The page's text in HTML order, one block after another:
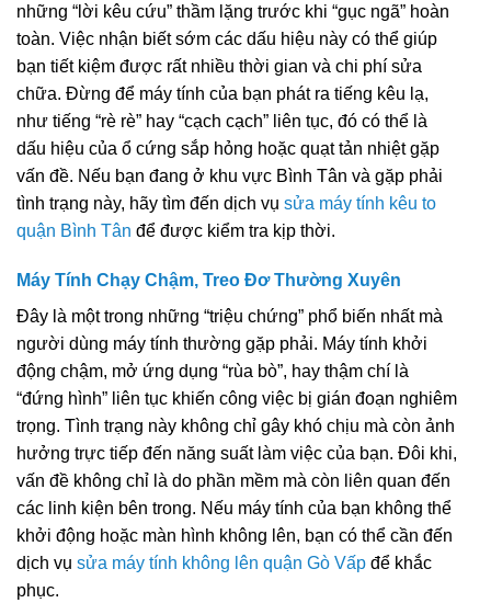
những “lời kêu cứu” thầm lặng trước khi “gục ngã” hoàn
toàn. Việc nhận biết sớm các dấu hiệu này có thể giúp
bạn tiết kiệm được rất nhiều thời gian và chi phí sửa
chữa. Đừng để máy tính của bạn phát ra tiếng kêu lạ,
như tiếng “rè rè” hay “cạch cạch” liên tục, đó có thể là
dấu hiệu của ổ cứng sắp hỏng hoặc quạt tản nhiệt gặp
vấn đề. Nếu bạn đang ở khu vực Bình Tân và gặp phải
tình trạng này, hãy tìm đến dịch vụ sửa máy tính kêu to
quận Bình Tân để được kiểm tra kịp thời.
Máy Tính Chạy Chậm, Treo Đơ Thường Xuyên
Đây là một trong những “triệu chứng” phổ biến nhất mà
người dùng máy tính thường gặp phải. Máy tính khởi
động chậm, mở ứng dụng “rùa bò”, hay thậm chí là
“đứng hình” liên tục khiến công việc bị gián đoạn nghiêm
trọng. Tình trạng này không chỉ gây khó chịu mà còn ảnh
hưởng trực tiếp đến năng suất làm việc của bạn. Đôi khi,
vấn đề không chỉ là do phần mềm mà còn liên quan đến
các linh kiện bên trong. Nếu máy tính của bạn không thể
khởi động hoặc màn hình không lên, bạn có thể cần đến
dịch vụ sửa máy tính không lên quận Gò Vấp để khắc
phục.